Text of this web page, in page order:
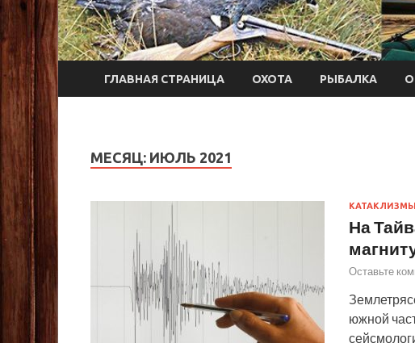
ГЛАВНАЯ СТРАНИЦА ОХОТА РЫБАЛКА
МЕСЯЦ: ИЮЛЬ 2021
КАТАКЛИЗМЫ
На
Оставьте
южной